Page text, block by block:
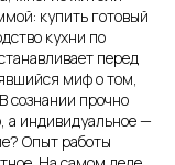
купить готовый
кухни по
перед
миф о том,
сознании прочно
а индивидуальное —
Опыт работы